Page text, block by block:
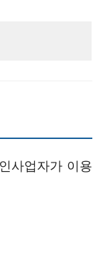
사업자가 이용